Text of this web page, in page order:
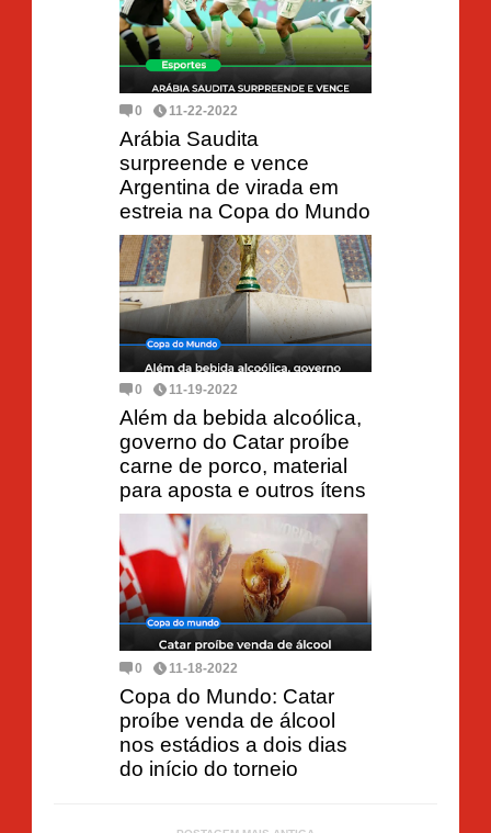
0 11-22-2022
Arábia Saudita
surpreende e vence
Argentina de virada em
estreia na Copa do Mundo
0 11-19-2022
Além da bebida alcoólica,
governo do Catar proíbe
carne de porco, material
para aposta e outros ítens
0 11-18-2022
Copa do Mundo: Catar
proíbe venda de álcool
nos estádios a dois dias
do início do torneio